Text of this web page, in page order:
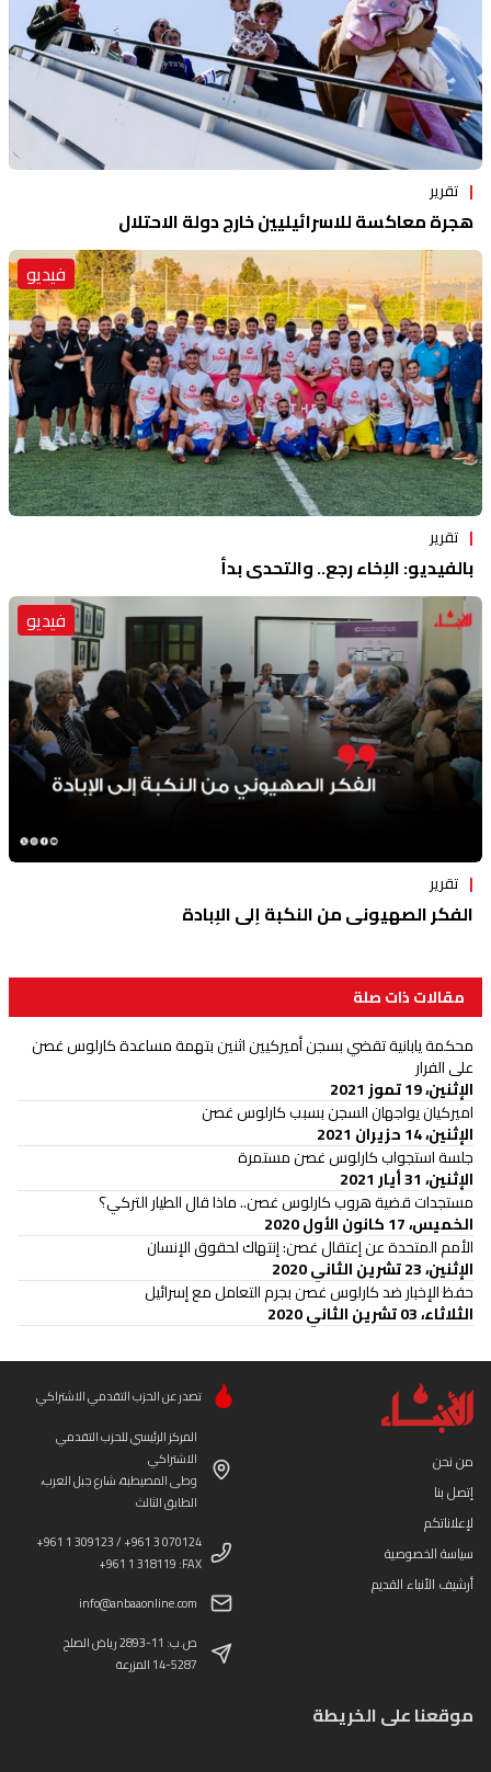
تقرير
هجرة معاكسة للاسرائيليين خارج دولة الاحتلال
فيديو
تقرير
بالفيديو: الإخاء رجع.. والتحدي بدأ
فيديو
تقرير
الفكر الصهيوني من النكبة إلى الإبادة
مقالات ذات صلة
محكمة يابانية تقضي بسجن أميركيين اثنين بتهمة مساعدة كارلوس غصن
على الفرار
الإثنين، 19 تموز 2021
اميركيان يواجهان السجن بسبب كارلوس غصن
الإثنين، 14 حزيران 2021
جلسة استجواب كارلوس غصن مستمرة
الإثنين، 31 أيار 2021
مستجدات قضية هروب كارلوس غصن.. ماذا قال الطيار التركي؟
الخميس، 17 كانون الأول 2020
الأمم المتحدة عن إعتقال غصن: إنتهاك لحقوق الإنسان
الإثنين، 23 تشرين الثاني 2020
حفظ الإخبار ضد كارلوس غصن بجرم التعامل مع إسرائيل
الثلاثاء، 03 تشرين الثاني 2020
من نحن
إتصل بنا
لإعلاناتكم
سياسة الخصوصية
أرشيف الأنباء القديم
تصدر عن الحزب التقدمي الاشتراكي
المركز الرئيسي للحزب التقدمي
الاشتراكي
وطى المصيطبة، شارع جبل العرب،
الطابق الثالث
+961 1 309123 / +961 3 070124
+961 1 318119 :FAX
info@anbaaonline.com
ص.ب: 11-2893 رياض الصلح
14-5287 المزرعة
موقعنا على الخريطة